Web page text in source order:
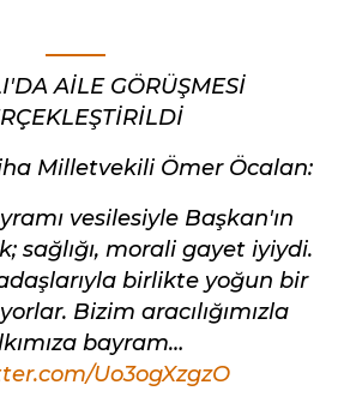
AİLE GÖRÜŞMESİ
Milletvekili Ömer Öcalan:
vesilesiyle Başkan'ın
sağlığı, morali gayet iyiydi.
birlikte yoğun bir
Bizim aracılığımızla
bayram…
Uo3ogXzgzO